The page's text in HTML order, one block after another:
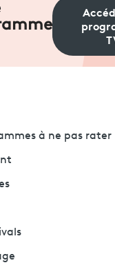
à ne pas rater